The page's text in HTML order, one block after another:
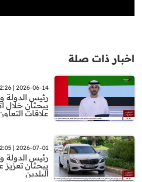
اخبار ذات صلة
2026-06-14 | 12:26
رئيس الدولة
يبحثان خلال
علاقات
2026-07-01 | 12:05
رئيس الدولة
يبحثان تعزيز
البلدين